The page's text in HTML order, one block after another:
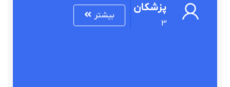
پزشکان
3
بیشتر